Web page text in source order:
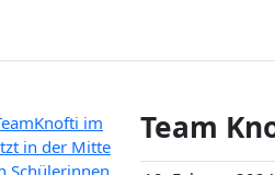
Team